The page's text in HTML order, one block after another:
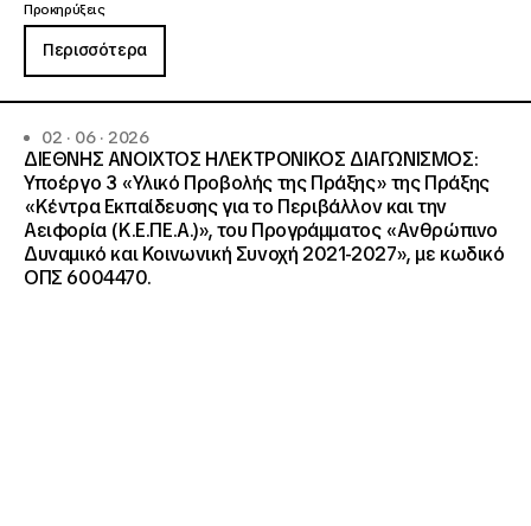
Προκηρύξεις
Περισσότερα
02 · 06 · 2026
ΔΙΕΘΝΗΣ ΑΝΟΙΧΤΟΣ ΗΛΕΚΤΡΟΝΙΚΟΣ ΔΙΑΓΩΝΙΣΜΟΣ:
Υποέργο 3 «Υλικό Προβολής της Πράξης» της Πράξης
«Κέντρα Εκπαίδευσης για το Περιβάλλον και την
Αειφορία (Κ.Ε.ΠΕ.Α.)», του Προγράμματος «Ανθρώπινο
Δυναμικό και Κοινωνική Συνοχή 2021-2027», με κωδικό
ΟΠΣ 6004470.